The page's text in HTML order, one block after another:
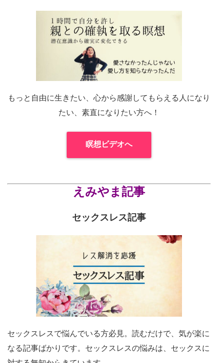
もっと自由に生きたい、心から感謝してもらえる人になり
たい、素直になりたい方へ！
瞑想ビデオへ
えみやま記事
セックスレス記事
セックスレスで悩んでいる方必見。読むだけで、気が楽に
なる記事ばかりです。セックスレスの悩みは、セックスに